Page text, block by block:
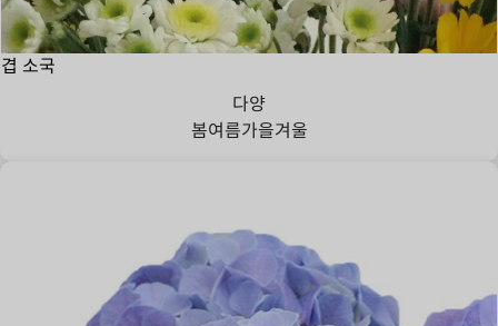
겹 소국
다양
봄여름가을겨울